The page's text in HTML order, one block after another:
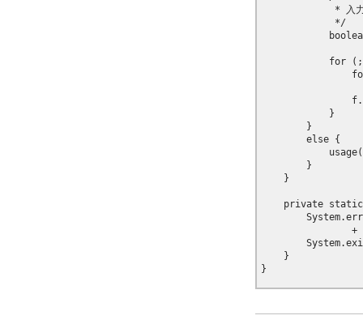
    }